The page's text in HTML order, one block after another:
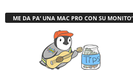
ME DA PA’ UNA MAC PRO CON SU MONITO’